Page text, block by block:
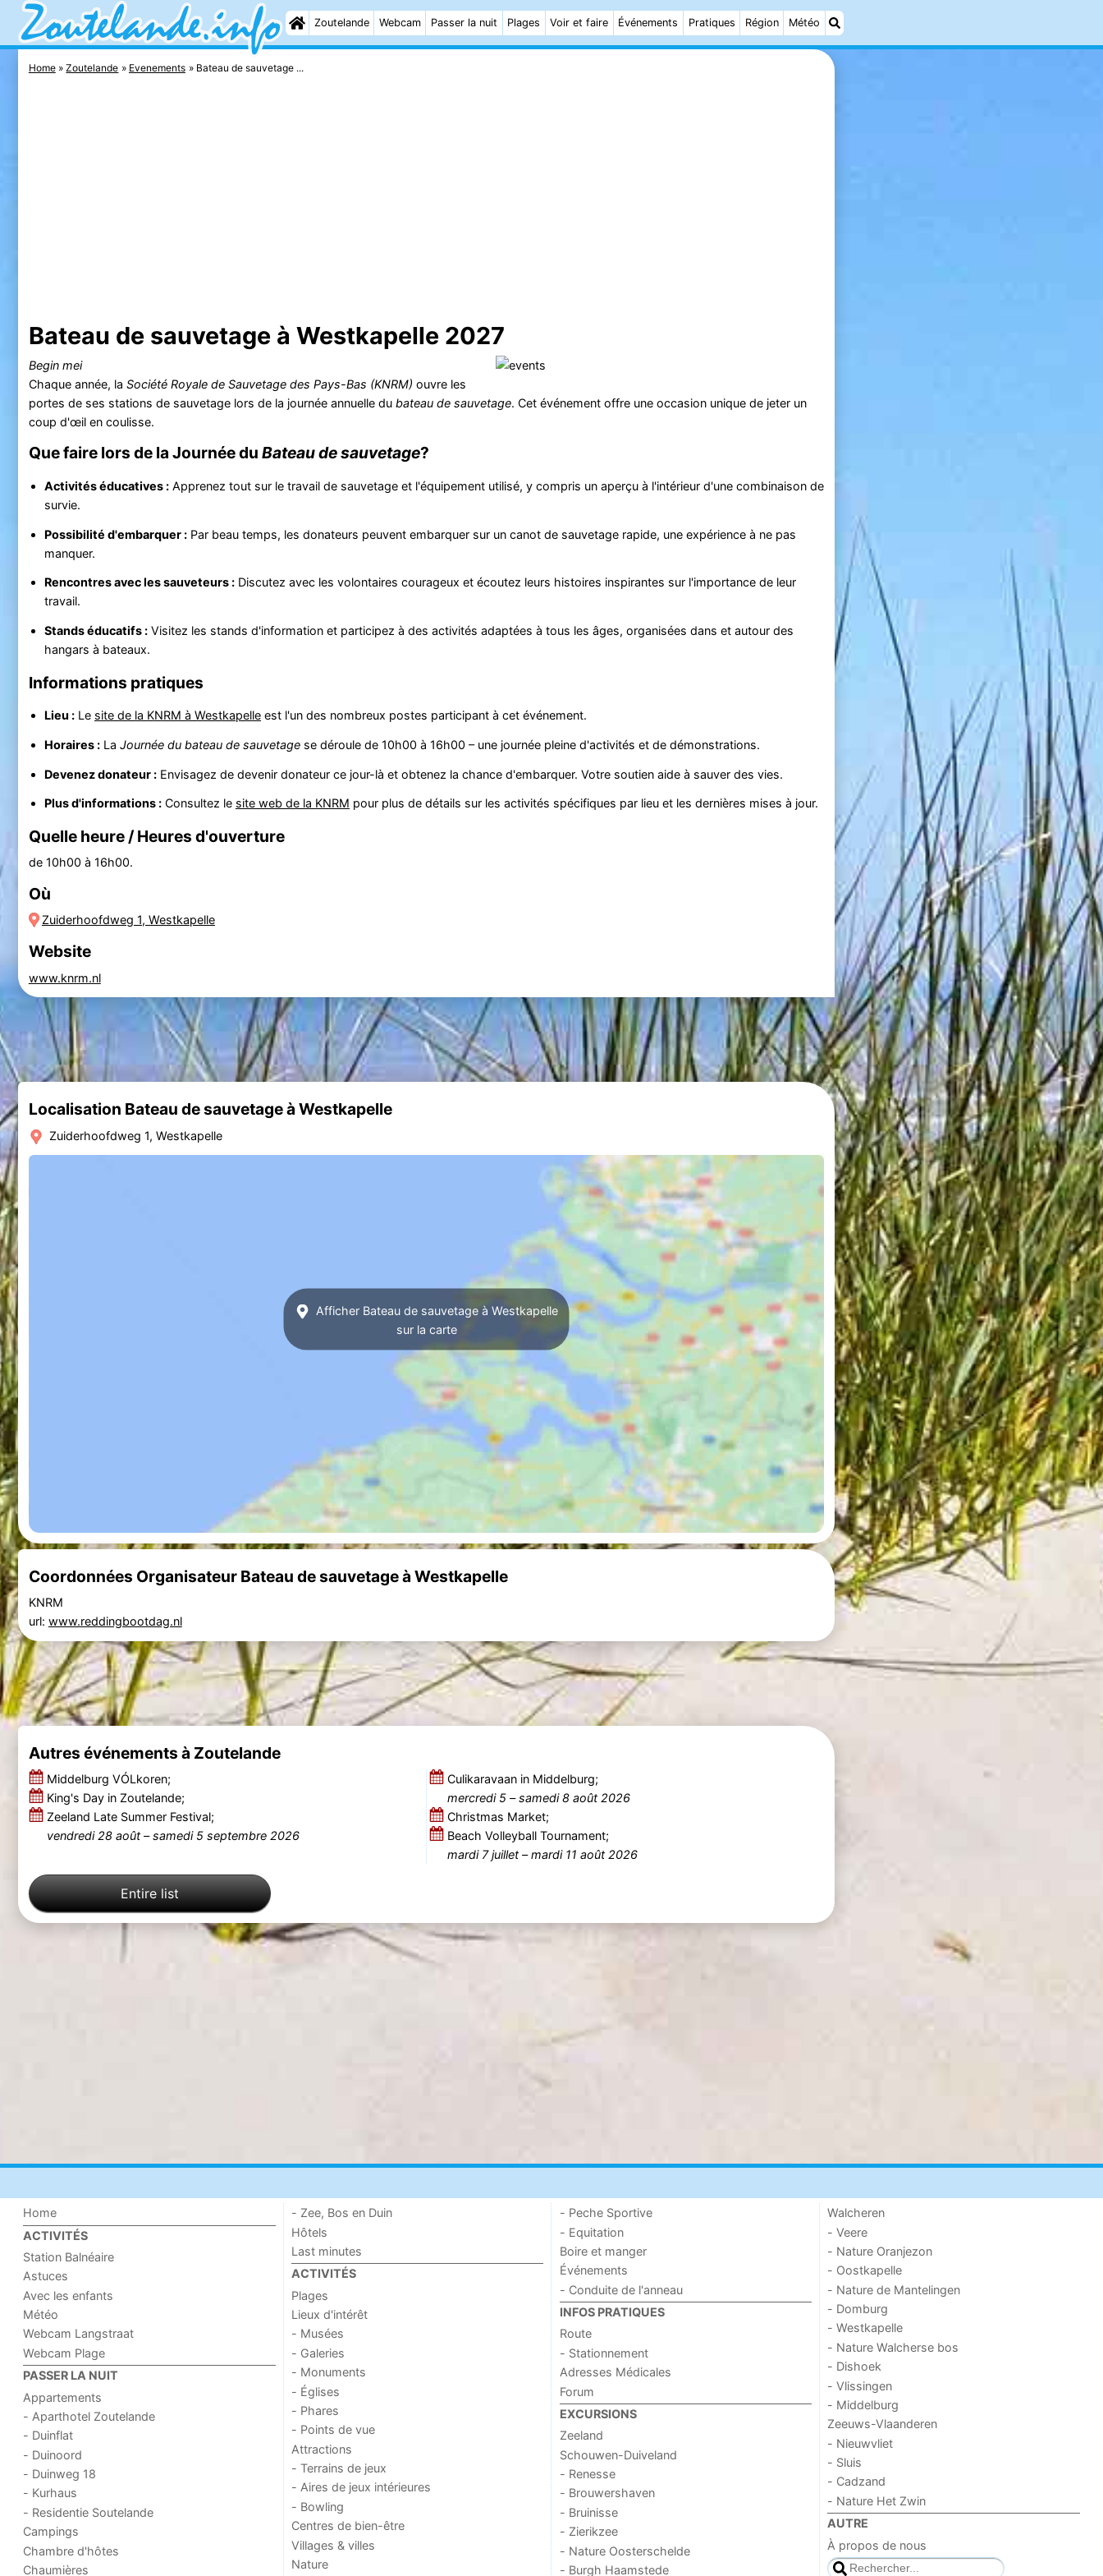
Zoutelande Webcam Passer la nuit Plages Voir et faire Événements Pratiques Région Météo
Home Zoutelande Evenements Bateau de sauvetage ...
Bateau de sauvetage à Westkapelle 2027
Begin mei
Chaque année, la Société Royale de Sauvetage des Pays-Bas (KNRM) ouvre les
portes de ses stations de sauvetage lors de la journée annuelle du bateau de sauvetage. Cet événement offre une occasion unique de jeter un
coup d'œil en coulisse.
Que faire lors de la Journée du Bateau de sauvetage?
Activités éducatives :Apprenez tout sur le travail de sauvetage et l'équipement utilisé, y compris un aperçu à l'intérieur d'une combinaison de
survie.
Possibilité d'embarquer :Par beau temps, les donateurs peuvent embarquer sur un canot de sauvetage rapide, une expérience à ne pas
manquer.
Rencontres avec les sauveteurs :Discutez avec les volontaires courageux et écoutez leurs histoires inspirantes sur l'importance de leur
travail.
Stands éducatifs :Visitez les stands d'information et participez à des activités adaptées à tous les âges, organisées dans et autour des
hangars à bateaux.
Informations pratiques
Lieu :Le site de la KNRM à Westkapelleest l'un des nombreux postes participant à cet événement.
Horaires :La Journée du bateau de sauvetagese déroule de 10h00 à 16h00 – une journée pleine d'activités et de démonstrations.
Devenez donateur :Envisagez de devenir donateur ce jour-là et obtenez la chance d'embarquer. Votre soutien aide à sauver des vies.
Plus d'informations :Consultez le site web de la KNRM pour plus de détails sur les activités spécifiques par lieu et les dernières mises à jour.
Quelle heure / Heures d'ouverture
de 10h00 à 16h00.
Où
Zuiderhoofdweg 1, Westkapelle
Website
www.knrm.nl
Localisation Bateau de sauvetage à Westkapelle
Zuiderhoofdweg 1, Westkapelle
Afficher Bateau de sauvetage à Westkapelle
sur la carte
Coordonnées Organisateur Bateau de sauvetage à Westkapelle
KNRM
url: www.reddingbootdag.nl
Autres événements à Zoutelande
Middelburg VÓLkoren;
King's Day in Zoutelande;
Zeeland Late Summer Festival;
vendredi 28 août– samedi 5 septembre 2026
Culikaravaan in Middelburg;
mercredi 5–
samedi 8 août 2026
Christmas Market;
Beach Volleyball Tournament;
mardi 7 juillet–mardi 11 août 2026
Entire list
Home
ACTIVITÉS
Station Balnéaire
Astuces
Avec les enfants
Météo
Webcam Langstraat
Webcam Plage
PASSER LA NUIT
Appartements
- Aparthotel Zoutelande
- Duinflat
- Duinoord
- Duinweg 18
- Kurhaus
- Residentie Soutelande
Campings
Chambre d'hôtes
Chaumières
- Zee, Bos en Duin
Hôtels
Last minutes
ACTIVITÉS
Plages
Lieux d'intérêt
- Musées
- Galeries
- Monuments
- Églises
- Phares
- Points de vue
Attractions
- Terrains de jeux
- Aires de jeux intérieures
- Bowling
Centres de bien-être
Villages & villes
Nature
- Peche Sportive
- Equitation
Boire et manger
Événements
- Conduite de l'anneau
INFOS PRATIQUES
Route
- Stationnement
Adresses Médicales
Forum
EXCURSIONS
Zeeland
Schouwen-Duiveland
- Renesse
- Brouwershaven
- Bruinisse
- Zierikzee
- Nature Oosterschelde
- Burgh Haamstede
Walcheren
- Veere
- Nature Oranjezon
- Oostkapelle
- Nature de Mantelingen
- Domburg
- Westkapelle
- Nature Walcherse bos
- Dishoek
- Vlissingen
- Middelburg
Zeeuws-Vlaanderen
- Nieuwvliet
- Sluis
- Cadzand
- Nature Het Zwin
AUTRE
À propos de nous